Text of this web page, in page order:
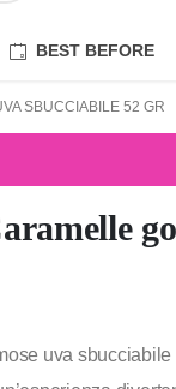
BEST BEFORE
SBUCCIABILE 52 GR
uva sbucciabile